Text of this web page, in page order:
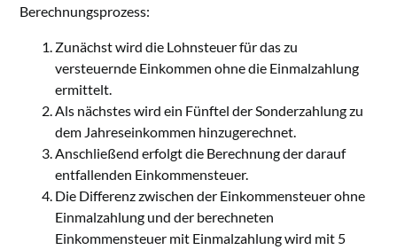
Berechnungsprozess:
Zunächst wird die Lohnsteuer für das zu
versteuernde Einkommen ohne die Einmalzahlung
ermittelt.
Als nächstes wird ein Fünftel der Sonderzahlung zu
dem Jahreseinkommen hinzugerechnet.
Anschließend erfolgt die Berechnung der darauf
entfallenden Einkommensteuer.
Die Differenz zwischen der Einkommensteuer ohne
Einmalzahlung und der berechneten
Einkommensteuer mit Einmalzahlung wird mit 5